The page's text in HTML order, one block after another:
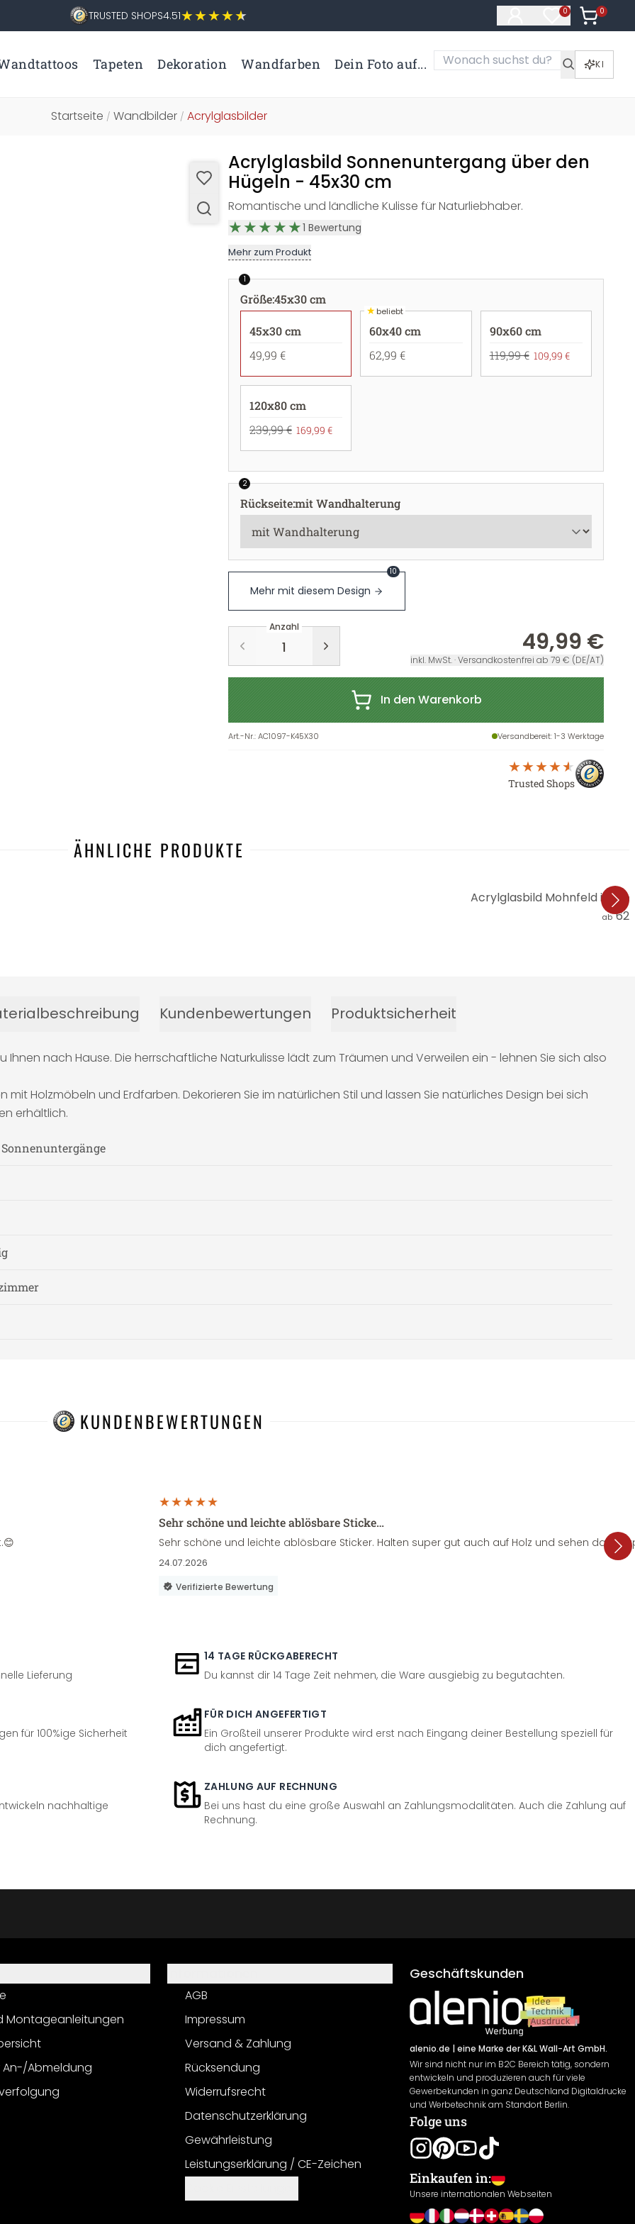
TRUSTED SHOPS4.51 0
Artikel im
0
Artikel
Tapeten Dekoration Wandfarben Dein Foto auf... KI
Startseite / Wandbilder/ Acrylglasbilder
Acrylglasbild Sonnenuntergang über den
Hügeln - 45x30 cm
Romantische und ländliche Kulisse für Naturliebhaber.
1 Bewertung
Mehr zum Produkt
1
Größe:45x30 cm
45x30 cm
49,99 €
★beliebt
60x40 cm
62,99 €
90x60 cm
119,99 € 109,99 €
120x80 cm
239,99 € 169,99 €
2
Rückseite:mit Wandhalterung
Mehr mit diesem Design
10
Anzahl
49,99 €
inkl. MwSt. · Versandkostenfrei ab 79 € (DE/AT)
In den Warenkorb
Art.-Nr.:AC1097-K45X30 Versandbereit: 1-3 Werktage
Trusted Shops
ÄHNLICHE PRODUKTE
Acrylglasbild Mohnfeld im
ab
Kundenbewertungen Produktsicherheit
nach Hause. Die herrschaftliche Naturkulisse lädt zum Träumen und Verweilen ein - lehnen Sie sich also
Holzmöbeln und Erdfarben. Dekorieren Sie im natürlichen Stil und lassen Sie natürliches Design bei sich
erhältlich.
KUNDENBEWERTUNGEN
Sehr schöne und leichte ablösbare Sticke…
Sehr schöne und leichte ablösbare Sticker. Halten super gut auch auf Holz und sehen dazu
24.07.2026
Verifizierte Bewertung
Lieferung
14 TAGE RÜCKGABERECHT
Du kannst dir 14 Tage Zeit nehmen, die Ware ausgiebig zu begutachten.
für 100%ige Sicherheit
FÜR DICH ANGEFERTIGT
Ein Großteil unserer Produkte wird erst nach Eingang deiner Bestellung speziell für
dich angefertigt.
nachhaltige
ZAHLUNG AUF RECHNUNG
Bei uns hast du eine große Auswahl an Zahlungsmodalitäten. Auch die Zahlung auf
Rechnung.
Montageanleitungen
An-/Abmeldung
AGB
Impressum
Versand & Zahlung
Rücksendung
Widerrufsrecht
Datenschutzerklärung
Gewährleistung
Leistungserklärung / CE-Zeichen
Geschäftskunden
alenio.de | eine Marke der K&L Wall-Art GmbH.
Wir sind nicht nur im B2C Bereich tätig, sondern
entwickeln und produzieren auch für viele
Gewerbekunden in ganz Deutschland Digitaldrucke
und Werbetechnik am Standort Berlin.
Folge uns
Einkaufen in:
Unsere internationalen Webseiten